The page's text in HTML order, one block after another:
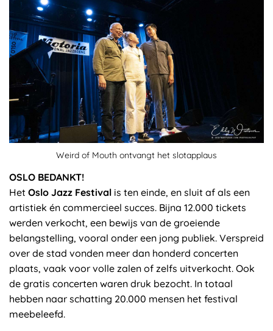
Weird of Mouth ontvangt het slotapplaus
OSLO BEDANKT!
Het Oslo Jazz Festival is ten einde, en sluit af als een
artistiek én commercieel succes. Bijna 12.000 tickets
werden verkocht, een bewijs van de groeiende
belangstelling, vooral onder een jong publiek. Verspreid
over de stad vonden meer dan honderd concerten
plaats, vaak voor volle zalen of zelfs uitverkocht. Ook
de gratis concerten waren druk bezocht. In totaal
hebben naar schatting 20.000 mensen het festival
meebeleefd.